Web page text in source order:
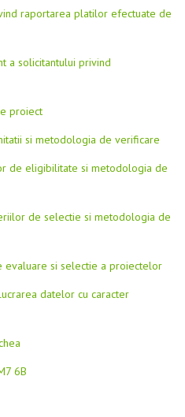
raportarea platilor efectuate de
a solicitantului privind
proiect
si metodologia de verificare
de eligibilitate si metodologia de
de selectie si metodologia de
evaluare si selectie a proiectelor
datelor cu caracter
6B